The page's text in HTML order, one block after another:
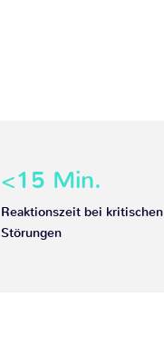
<15 Min.
Reaktionszeit bei kritischen
Störungen